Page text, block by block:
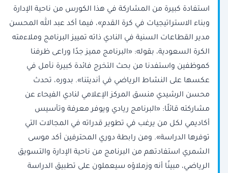
استفادة كبيرة من المشاركة في هذا الكورس من ناحية الإدارة
وبناء الاستراتيجيات في كرة القدم»، فيما أكد عبد الله المحسن
مدير القطاعات السنية في النادي ذاته تمييز البرنامج وملاءمته
الكرة السعودية، بقوله: «البرنامج مميز جدًا وراعى ظرفنا
كموظفين واستفدنا من بحث التخرج فائدة كبيرة نأمل في
عكسها على النشاط الرياضي في أنديتنا». بدوره، تحدث
محسن الرشيدي منسق المركز الإعلامي لنادي الفيحاء عن
مشاركته قائلًا: «البرنامج ريادي ويوفر معرفة وتأسيس
أكاديمي لكل من يرغب في تطوير قدراته في المجالات التي
توفرها الدراسة». ومن رابطة دوري المحترفين أكد موسى
الشمري استفادتهم من البرنامج من ناحية الإدارة والتسويق
الرياضي، مبينًا أنه وزملاؤه سيعملون على تطبيق الدراسة